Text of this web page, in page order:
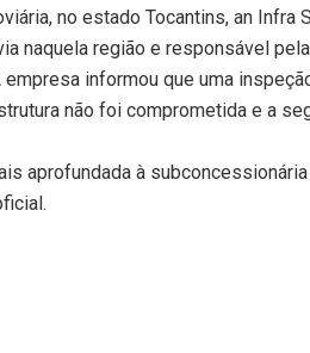
no estado Tocantins, an Infra
naquela região e responsável
informou que uma
não foi comprometida e a
aprofundada à